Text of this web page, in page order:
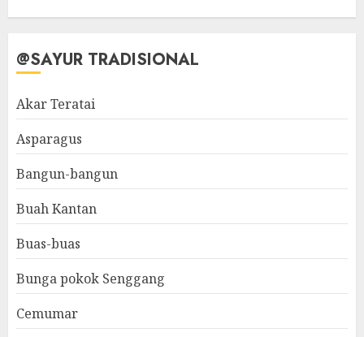
@SAYUR TRADISIONAL
Akar Teratai
Asparagus
Bangun-bangun
Buah Kantan
Buas-buas
Bunga pokok Senggang
Cemumar